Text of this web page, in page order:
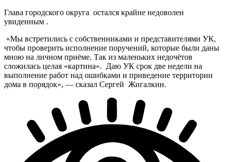
Глава городского округа остался крайне недоволен
увиденным .
«Мы встретились с собственниками и представителями УК,
чтобы проверить исполнение поручений, которые были даны
мною на личном приёме. Так из маленьких недочётов
сложилась целая «картина». Даю УК срок две недели на
выполнение работ над ошибками и приведение территории
дома в порядок», — сказал Сергей Жигалкин.